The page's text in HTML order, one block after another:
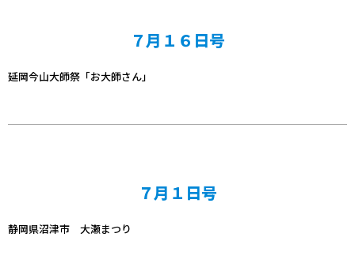
７月１６日号
延岡今山大師祭「お大師さん」
７月１日号
静岡県沼津市 大瀬まつり